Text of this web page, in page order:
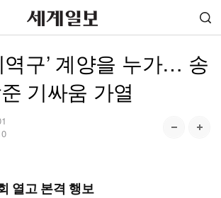
역구’ 계양을 누가… 송
기싸움 가열
열고 본격 행보